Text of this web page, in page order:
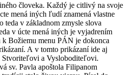
človeka. Každý je citlivý na svoje
mená iných ľudí znamená vlastne
teda v základnom zmysle slova
v úcte mená iných je vyjadrením
Božiemu menu PÁN je dokonca
A v tomto prikázaní ide aj
Stvoriteľovi a Vysloboditeľovi.
sv. Pavla apoštola Filipanom